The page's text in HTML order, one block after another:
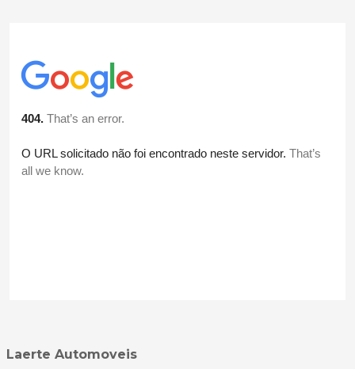
Laerte Automoveis